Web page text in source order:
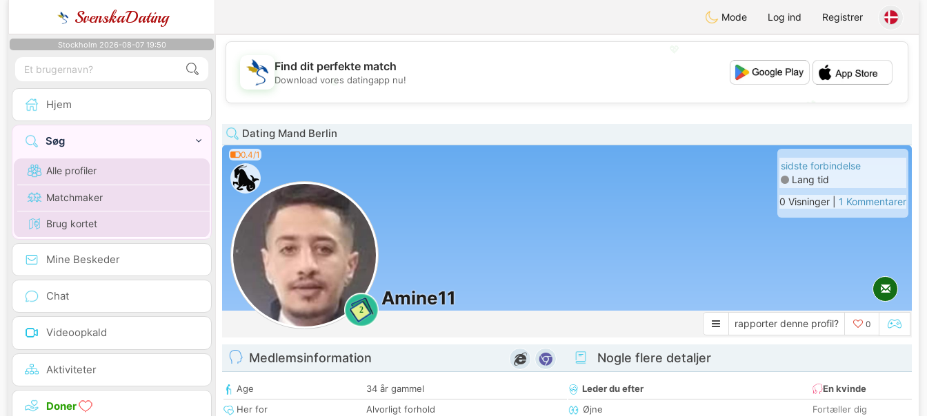
SvenskaDating Mode Log ind Registrer
Stockholm 2026-08-07 19:50
Hjem
Søg
Alle profiler
Matchmaker
Brug kortet
Mine Beskeder
Chat
Videoopkald
Aktiviteter
Doner
💖
💕
Find dit perfekte match
Download vores datingapp nu!
Dating Mand Berlin
0.4/1
2
Amine11
sidste forbindelse
Lang tid
0 Visninger | 1 Kommentarer
rapporter denne profil? 0
Medlemsinformation
Age
34 år gammel
Her for
Alvorligt forhold
Nogle flere detaljer
Leder du efter
En kvinde
Øjne
Fortæller dig